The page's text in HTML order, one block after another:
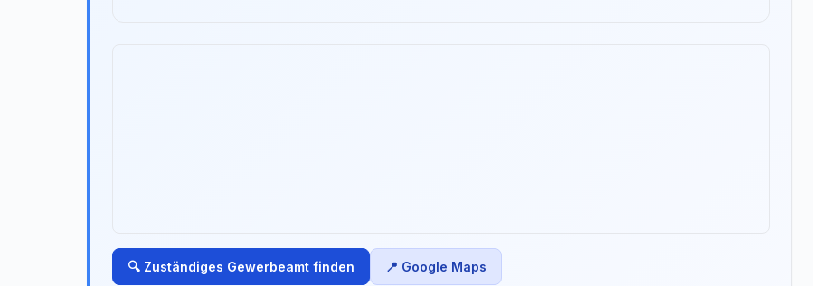
🔍 Zuständiges Gewerbeamt finden 📍 Google Maps